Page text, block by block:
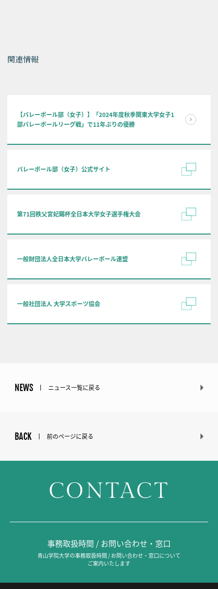
関連情報
【バレーボール部（女子）】「2024年度秋季関東大学女子1
部バレーボールリーグ戦」で11年ぶりの優勝
バレーボール部（女子）公式サイト
第71回秩父宮妃賜杯全日本大学女子選手権大会
一般財団法人全日本大学バレーボール連盟
一般社団法人 大学スポーツ協会
NEWS ニュース一覧に戻る
BACK 前のページに戻る
CONTACT
事務取扱時間 / お問い合わせ・窓口
青山学院大学の事務取扱時間 / お問い合わせ・窓口について
ご案内いたします